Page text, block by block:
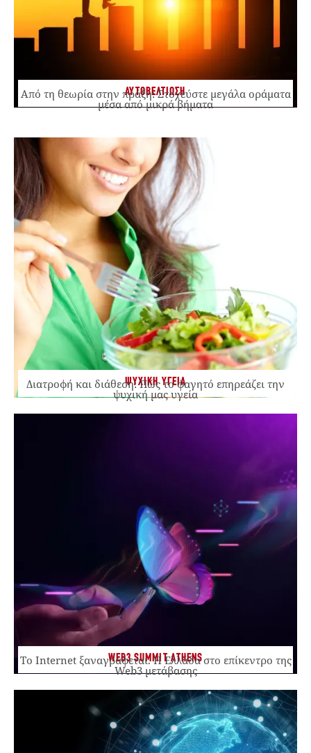
ΑΥΤΟΒΕΛΤΙΩΣΗ
Από τη θεωρία στην πράξη: Στοχεύστε μεγάλα οράματα
μέσα από μικρά βήματα
ΨΥΧΙΚΗ ΥΓΕΙΑ
Διατροφή και διάθεση: Πώς το φαγητό επηρεάζει την
ψυχική μας υγεία
WEB3 SUMMIT ATHENS
Το Internet ξαναγράφεται. Η Ελλάδα στο επίκεντρο της
Web3 μετάβασης